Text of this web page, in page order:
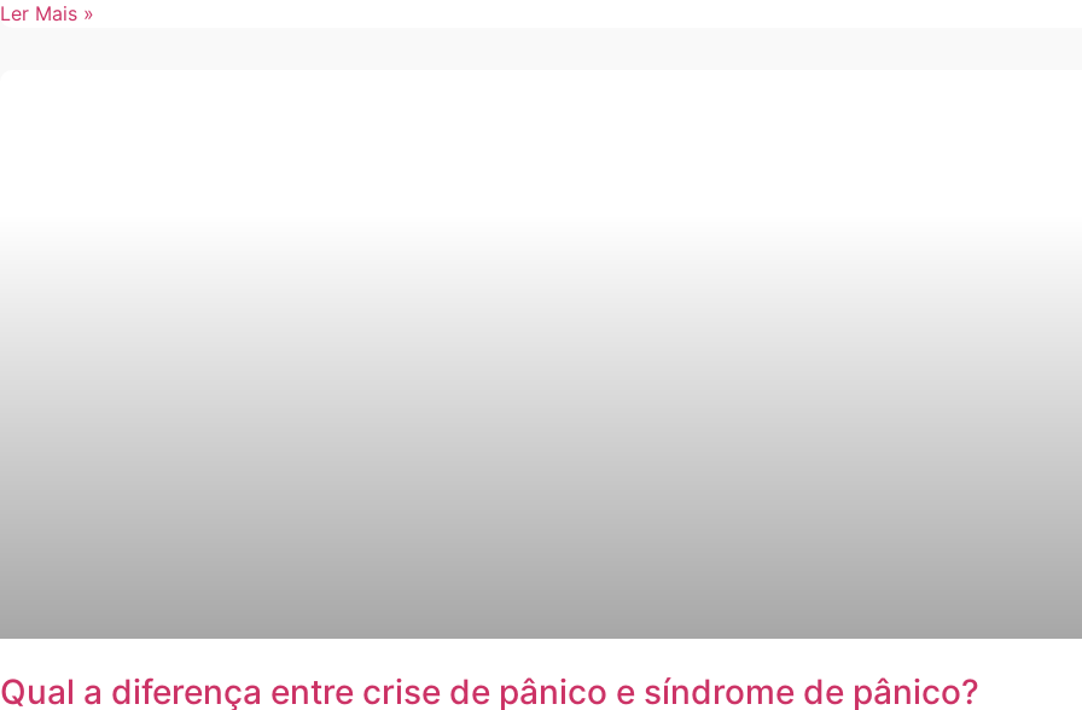
Ler Mais »
Qual a diferença entre crise de pânico e síndrome de pânico?